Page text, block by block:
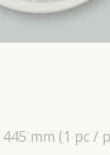
445 mm (1 pc /